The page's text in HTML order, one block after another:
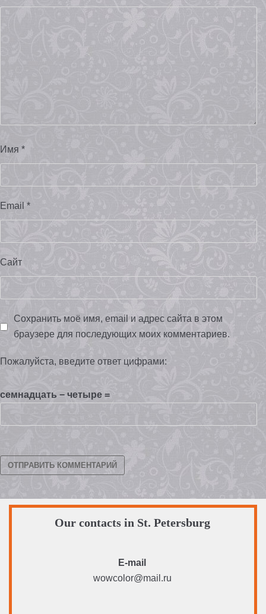
Имя *
Email *
Сайт
Сохранить моё имя, email и адрес сайта в этом
браузере для последующих моих комментариев.
Пожалуйста, введите ответ цифрами:
семнадцать − четыре =
Our contacts in St. Petersburg
E-mail
wowcolor@mail.ru